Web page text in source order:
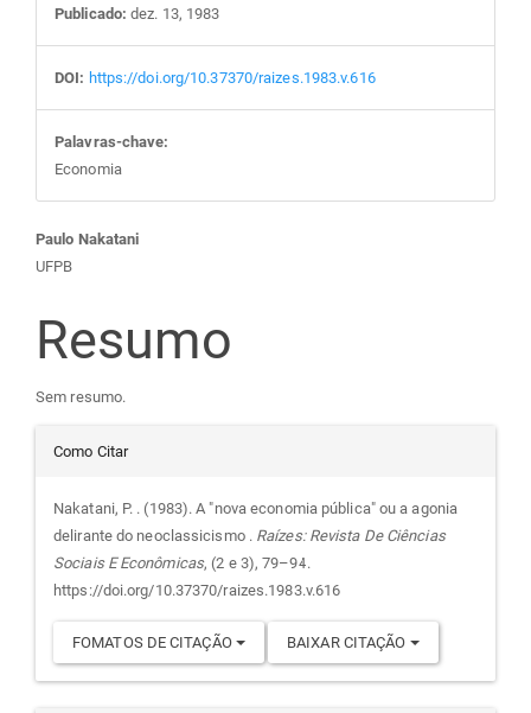
Publicado: dez. 13, 1983
DOI: https://doi.org/10.37370/raizes.1983.v.616
Palavras-chave:
Economia
Conteúdo
do
artigo
principal
Paulo Nakatani
UFPB
Resumo
Sem resumo.
Detalhes
do
artigo
Como Citar
Nakatani, P. . (1983). A "nova economia pública" ou a agonia
delirante do neoclassicismo . Raízes: Revista De Ciências
Sociais E Econômicas, (2 e 3), 79–94.
https://doi.org/10.37370/raizes.1983.v.616
FOMATOS DE CITAÇÃO BAIXAR CITAÇÃO